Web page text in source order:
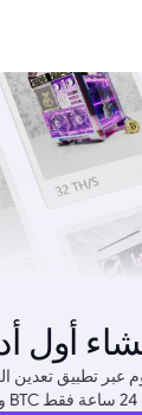
أول
عبر تطبيق تعدين